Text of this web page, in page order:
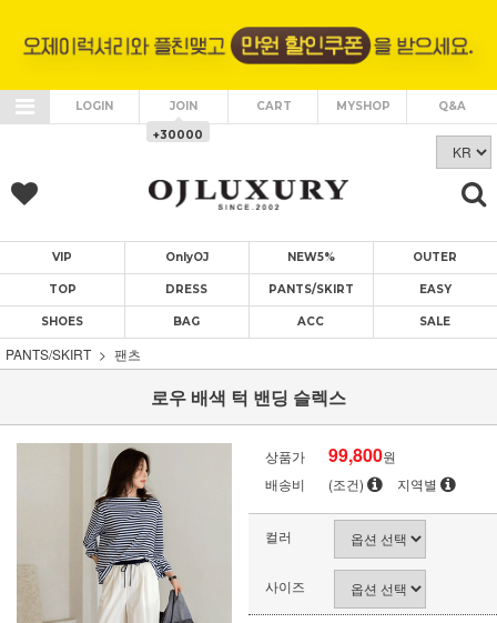
LOGIN
JOIN
+30000
CART MYSHOP Q&A
VIP OnlyOJ NEW5% OUTER
TOP DRESS PANTS/SKIRT EASY
SHOES BAG ACC SALE
PANTS/SKIRT 팬츠
로우 배색 턱 밴딩 슬렉스
상품가 99,800원
배송비
(조건) 지역별
컬러
사이즈